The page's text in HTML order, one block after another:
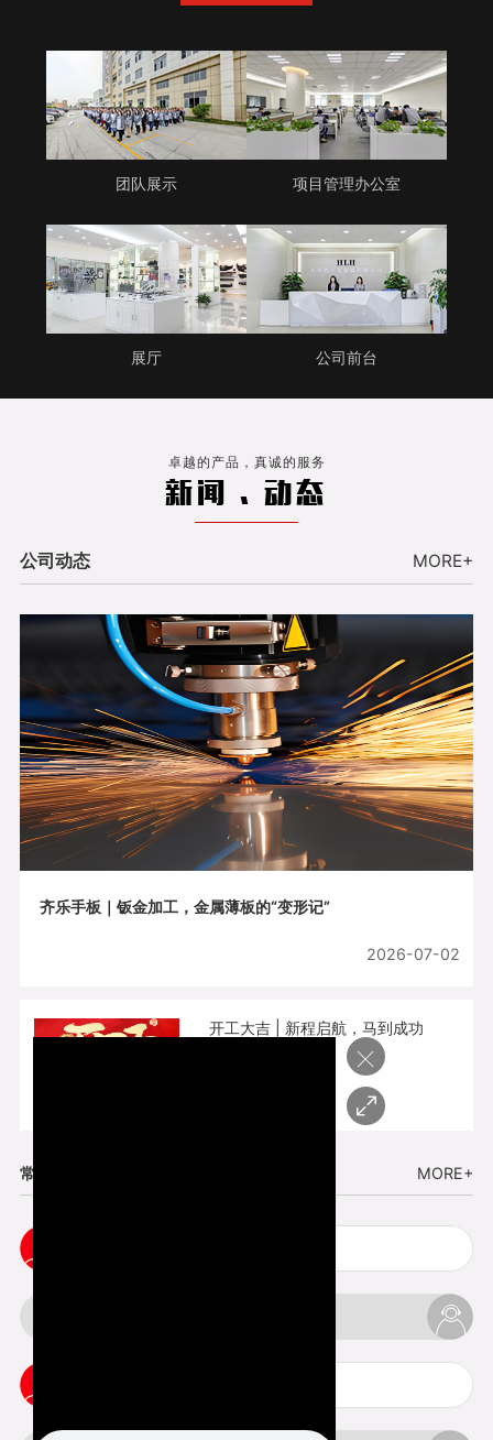
团队展示 项目管理办公室
展厅 公司前台
卓越的产品，真诚的服务
新闻 . 动态
公司动态 MORE+
齐乐手板｜钣金加工，金属薄板的“变形记”
2026-07-02
开工大吉 | 新程启航，马到成功
常见问题 MORE+
×